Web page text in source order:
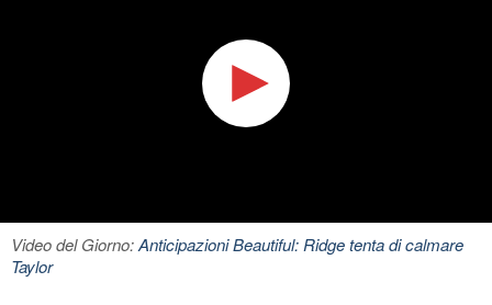
Video del Giorno:Anticipazioni Beautiful: Ridge tenta di calmare
Taylor